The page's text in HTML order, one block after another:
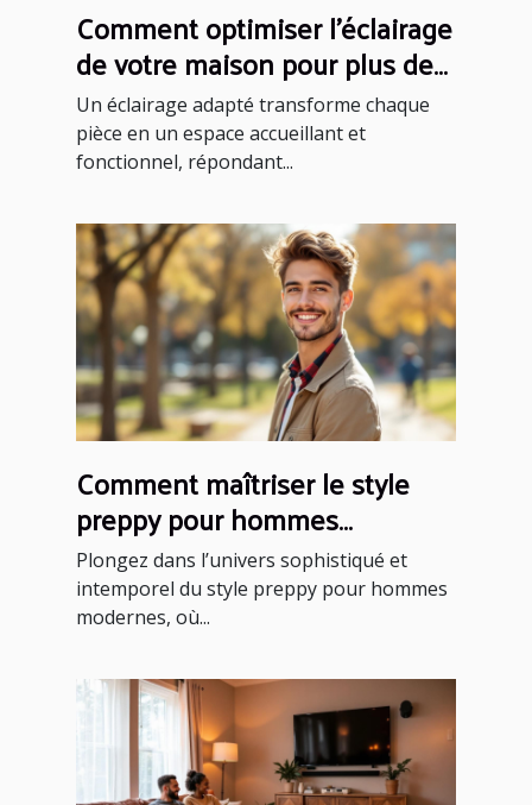
Comment optimiser l'éclairage
de votre maison pour plus de
confort ?
Un éclairage adapté transforme chaque
pièce en un espace accueillant et
fonctionnel, répondant...
Comment maîtriser le style
preppy pour hommes
modernes ?
Plongez dans l’univers sophistiqué et
intemporel du style preppy pour hommes
modernes, où...